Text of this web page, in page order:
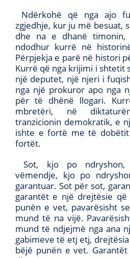
Ndërkohë që nga ajo
zgjedhje, kur ju më besuat,
dhe na e dhanë timonin,
ndodhur kurrë në
Përpjekja e parë në histori
Kurrë që nga krijimi i shtetit
një deputet, një njeri i
nga një prokuror apo nga
për të dhënë llogari.
mbretëri, në
tranzicionin demokratik, e
ishte e fortë me të
fortët.
Sot, kjo po
vëmendje, kjo po
garantuar. Sot për sot,
garantët e një drejtësie
punën e vet, pavarësisht
mund të na vijë.
mund të ndjejmë nga ana
gabimeve të etj etj,
bëjë punën e vet.